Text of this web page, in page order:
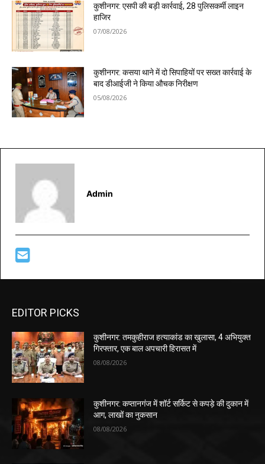
कुशीनगर: एसपी की बड़ी कार्रवाई, 28 पुलिसकर्मी लाइन
हाजिर
07/08/2026
कुशीनगर: कसया थाने में दो सिपाहियों पर सख्त कार्रवाई के
बाद डीआईजी ने किया औचक निरीक्षण
05/08/2026
Admin
EDITOR PICKS
कुशीनगर: तमकुहीराज हत्याकांड का खुलासा, 4 अभियुक्त
गिरफ्तार, एक बाल अपचारी हिरासत में
08/08/2026
कुशीनगर: कप्तानगंज में शॉर्ट सर्किट से कपड़े की दुकान में
आग, लाखों का नुकसान
08/08/2026